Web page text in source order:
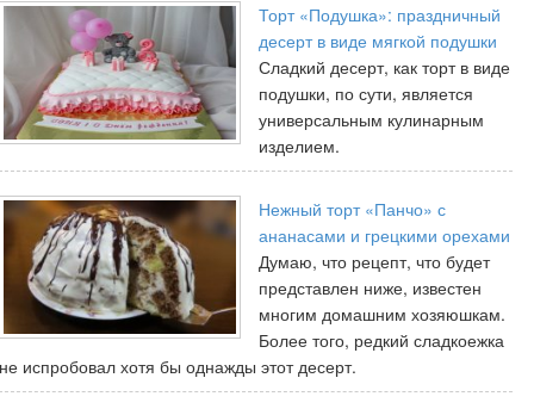
Торт «Подушка»: праздничный
десерт в виде мягкой подушки
Сладкий десерт, как торт в виде
подушки, по сути, является
универсальным кулинарным
изделием.
Нежный торт «Панчо» с
ананасами и грецкими орехами
Думаю, что рецепт, что будет
представлен ниже, известен
многим домашним хозяюшкам.
Более того, редкий сладкоежка
не испробовал хотя бы однажды этот десерт.